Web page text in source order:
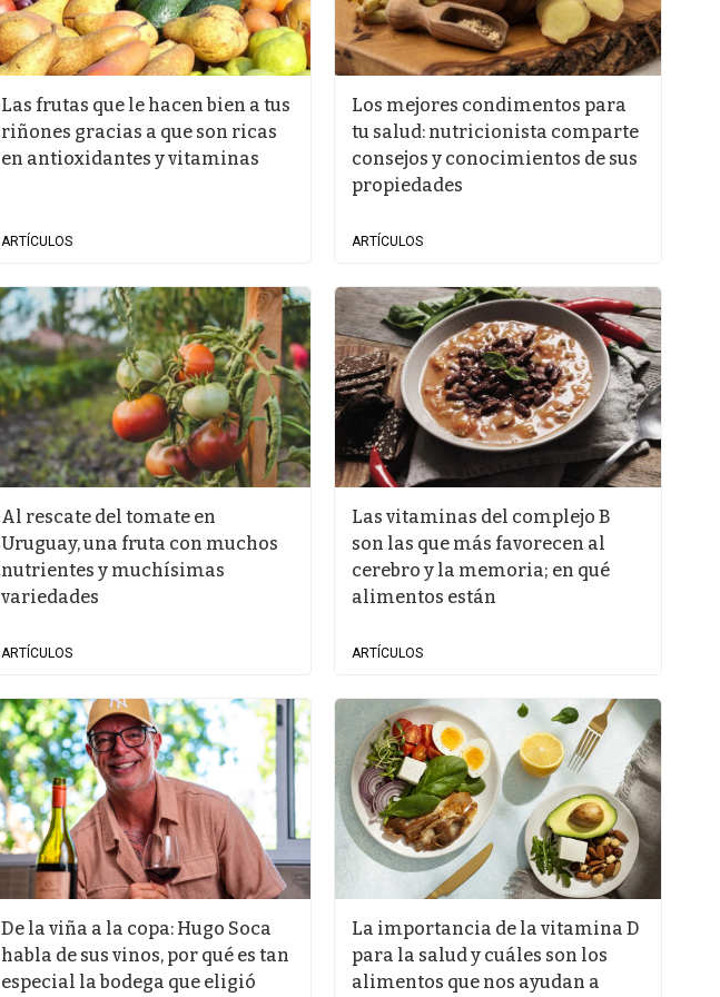
Las frutas que le hacen bien a tus
riñones gracias a que son ricas
en antioxidantes y vitaminas
ARTÍCULOS
Los mejores condimentos para
tu salud: nutricionista comparte
consejos y conocimientos de sus
propiedades
ARTÍCULOS
Al rescate del tomate en
Uruguay, una fruta con muchos
nutrientes y muchísimas
variedades
ARTÍCULOS
Las vitaminas del complejo B
son las que más favorecen al
cerebro y la memoria; en qué
alimentos están
ARTÍCULOS
De la viña a la copa: Hugo Soca
habla de sus vinos, por qué es tan
especial la bodega que eligió
La importancia de la vitamina D
para la salud y cuáles son los
alimentos que nos ayudan a